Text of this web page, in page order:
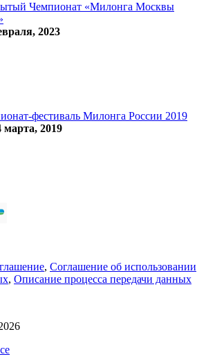
Чемпионат «Милонга Москвы
2023
фестиваль Милонга России 2019
марта, 2019
, Соглашение об использовании
, Описание процесса передачи данных